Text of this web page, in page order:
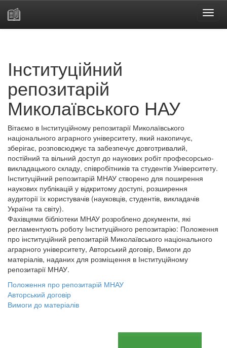
Інституційний
репозитарій
Миколаївського НАУ
Вітаємо в Інституційному репозитарії Миколаївського
національного аграрного університету, який накопичує,
зберігає, розповсюджує та забезпечує довготривалий,
постійний та вільний доступ до наукових робіт професорсько-
викладацького складу, співробітників та студентів Університету.
Інституційний репозитарій МНАУ створено для поширення
наукових публікацій у відкритому доступі, розширення
аудиторії їх користувачів (науковців, студентів, викладачів
України та світу).
Фахівцями бібліотеки МНАУ розроблено документи, які
регламентують роботу Інституційного репозитарію: Положення
про інституційний репозитарій Миколаївського національного
аграрного університету, Авторський договір, Вимоги до
матеріалів, наданих для розміщення в Інституційному
репозитарії МНАУ.
Положення про репозитарій МНАУ
Авторський договір
Вимоги до матеріалів